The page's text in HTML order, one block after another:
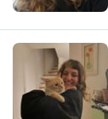
N